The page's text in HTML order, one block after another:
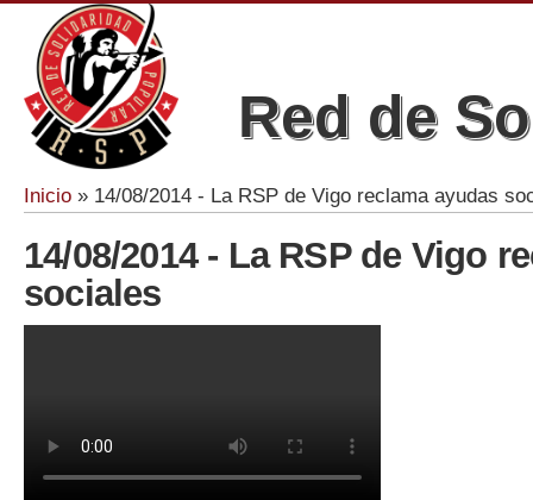
Red de
Se encuentra usted aquí
Inicio » 14/08/2014 - La RSP de Vigo reclama ayudas
14/08/2014 - La RSP de Vigo
sociales